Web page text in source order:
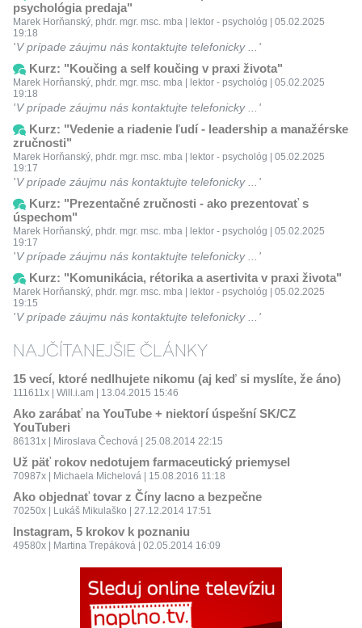
psychológia predaja"
Marek Horňanský, phdr. mgr. msc. mba | lektor - psychológ | 05.02.2025
19:18
V prípade záujmu nás kontaktujte telefonicky ...
Kurz: "Koučing a self koučing v praxi života"
Marek Horňanský, phdr. mgr. msc. mba | lektor - psychológ | 05.02.2025
19:18
V prípade záujmu nás kontaktujte telefonicky ...
Kurz: "Vedenie a riadenie ľudí - leadership a manažérske
zručnosti"
Marek Horňanský, phdr. mgr. msc. mba | lektor - psychológ | 05.02.2025
19:17
V prípade záujmu nás kontaktujte telefonicky ...
Kurz: "Prezentačné zručnosti - ako prezentovať s
úspechom"
Marek Horňanský, phdr. mgr. msc. mba | lektor - psychológ | 05.02.2025
19:17
V prípade záujmu nás kontaktujte telefonicky ...
Kurz: "Komunikácia, rétorika a asertivita v praxi života"
Marek Horňanský, phdr. mgr. msc. mba | lektor - psychológ | 05.02.2025
19:15
V prípade záujmu nás kontaktujte telefonicky ...
NAJČÍTANEJŠIE ČLÁNKY
15 vecí, ktoré nedlhujete nikomu (aj keď si myslíte, že áno)
111611x | Will.i.am | 13.04.2015 15:46
Ako zarábať na YouTube + niektorí úspešní SK/CZ
YouTuberi
86131x | Miroslava Čechová | 25.08.2014 22:15
Už päť rokov nedotujem farmaceutický priemysel
70987x | Michaela Michelová | 15.08.2016 11:18
Ako objednať tovar z Číny lacno a bezpečne
70250x | Lukáš Mikulaško | 27.12.2014 17:51
Instagram, 5 krokov k poznaniu
49580x | Martina Trepáková | 02.05.2014 16:09